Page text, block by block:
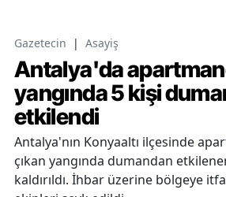
Gazetecin | Asayiş
Antalya'da
yangında 5 kişi
etkilendi
Antalya'nın Konyaaltı ilçesinde
çıkan yangında dumandan
kaldırıldı. İhbar üzerine bölgeye